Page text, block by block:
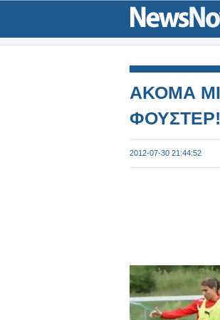
ΑΚΟΜΑ
ΦΟΥΣΤΕΡ!
2012-07-30 21:44:52